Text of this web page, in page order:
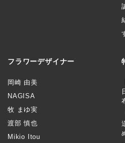
フラワーデザイナー
岡崎 由美
NAGISA
牧 まゆ実
渡部 慎也
Mikio Itou